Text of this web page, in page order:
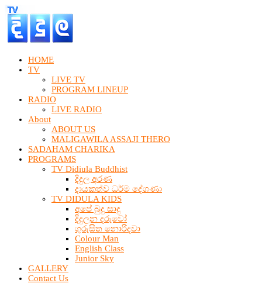
HOME
TV
LIVE TV
PROGRAM LINEUP
RADIO
LIVE RADIO
About
ABOUT US
MALIGAWILA ASSAJI THERO
SADAHAM CHARIKA
PROGRAMS
TV Didiula Buddhist
දිදුල අරණ
දායකත්ව ධර්ම දේශණා
TV DIDULA KIDS
අපේ බුදු සාදු
දිදුලන දරුවෝ
ගුරුසිත නොරිදවා
Colour Man
English Class
Junior Sky
GALLERY
Contact Us